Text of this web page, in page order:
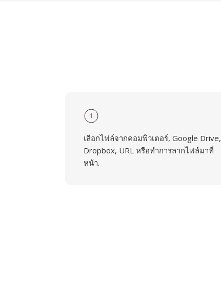
1
เลือกไฟล์จากคอมพิวเตอร์, Google Drive,
Dropbox, URL หรือทำการลากไฟล์มาที่
หน้า.